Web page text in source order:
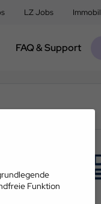
LZ Jobs
FAQ & Support
Funktion